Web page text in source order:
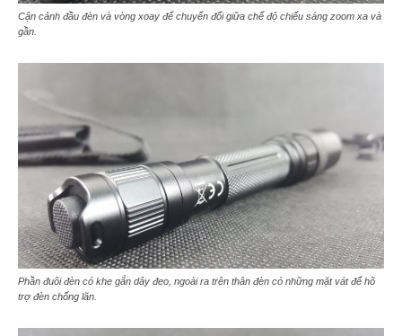
Cận cảnh đầu đèn và vòng xoay để chuyển đổi giữa chế độ chiếu sáng zoom xa và
gần.
Phần đuôi đèn có khe gắn dây đeo, ngoài ra trên thân đèn có những mặt vát để hõ
trợ đèn chống lăn.